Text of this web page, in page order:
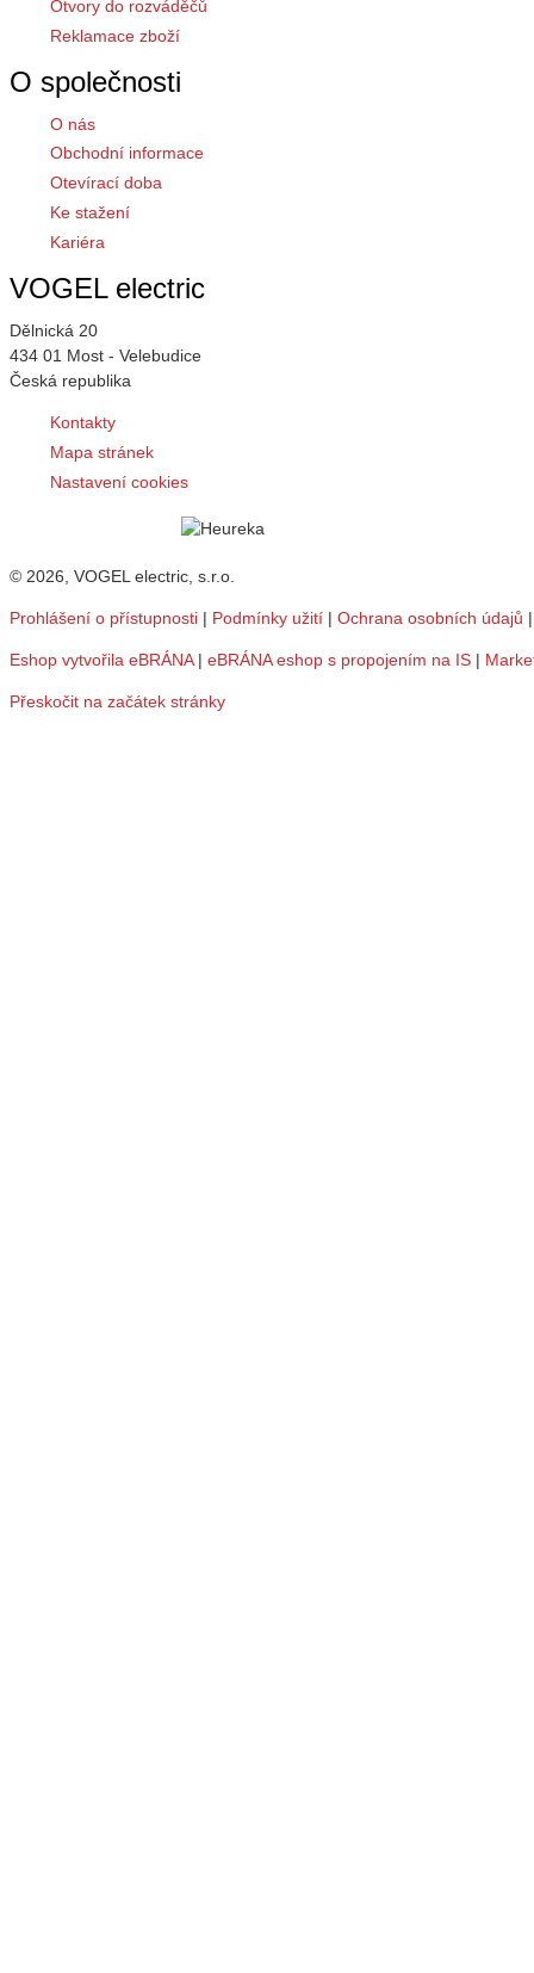
Otvory do rozváděčů
Reklamace zboží
O společnosti
O nás
Obchodní informace
Otevírací doba
Ke stažení
Kariéra
VOGEL electric
Dělnická 20
434 01 Most - Velebudice
Česká republika
Kontakty
Mapa stránek
Nastavení cookies
© 2026, VOGEL electric, s.r.o.
Prohlášení o přístupnosti | Podmínky užití | Ochrana osobních údajů
Eshop vytvořila eBRÁNA| eBRÁNA eshop s propojením na IS |
Přeskočit na začátek stránky